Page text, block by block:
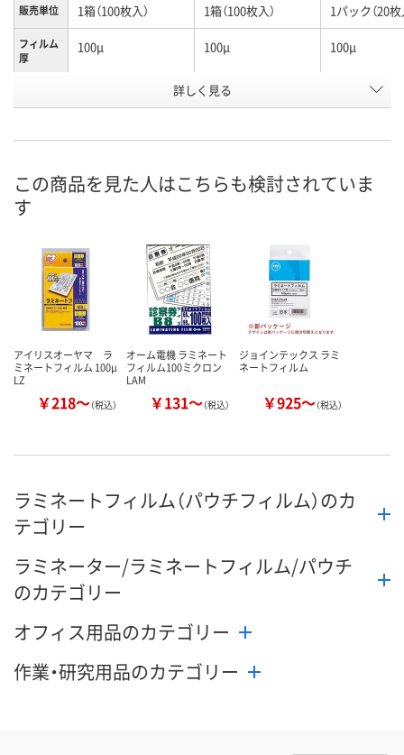
販売単位 1箱（100枚入） 1箱（100枚入） 1パック（20枚
フィルム
厚
100μ 100μ 100μ
写真Lサイズ
号
お届け日
数量
カゴへ
数量
カゴへ
詳しく見る
この商品を見た人はこちらも検討されていま
す
アイリスオーヤマ ラ
ミネートフィルム 100μ
LZ
￥218～（税込）
オーム電機 ラミネート
フィルム100ミクロン
LAM
￥131～（税込）
ジョインテックス ラミ
ネートフィルム
￥925～（税込）
ラミネートフィルム（パウチフィルム）のカ
テゴリー
ラミネーター/ラミネートフィルム/パウチ
のカテゴリー
オフィス用品のカテゴリー
作業・研究用品のカテゴリー